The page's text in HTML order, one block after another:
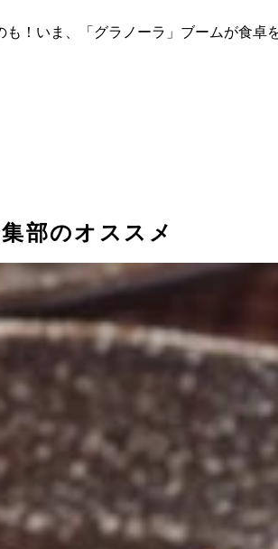
かないものも！
！いま、「グラノーラ」ブームが食
部のオススメ